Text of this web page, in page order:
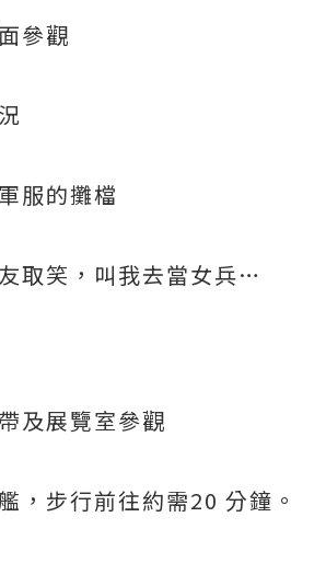
參觀
服的攤檔
取笑，叫我去當女兵…
及展覽室參觀
，步行前往約需20 分鐘。